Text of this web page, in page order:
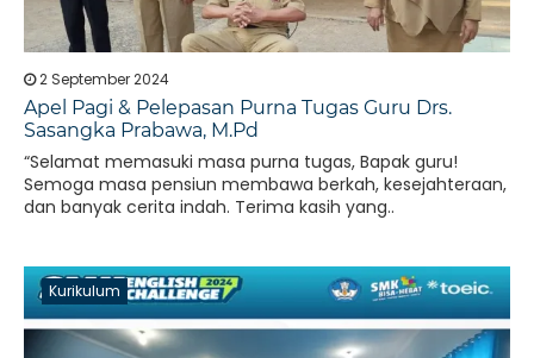
2 September 2024
Apel Pagi & Pelepasan Purna Tugas Guru Drs.
Sasangka Prabawa, M.Pd
“Selamat memasuki masa purna tugas, Bapak guru!
Semoga masa pensiun membawa berkah, kesejahteraan,
dan banyak cerita indah. Terima kasih yang..
Kurikulum